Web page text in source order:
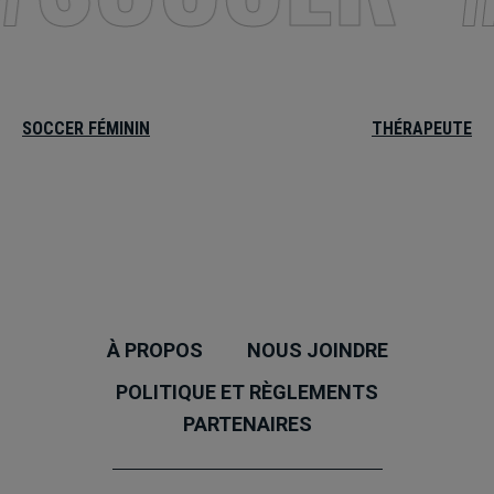
SOCCER FÉMININ THÉRAPEUTE
À PROPOS
NOUS JOINDRE
POLITIQUE ET RÈGLEMENTS
PARTENAIRES